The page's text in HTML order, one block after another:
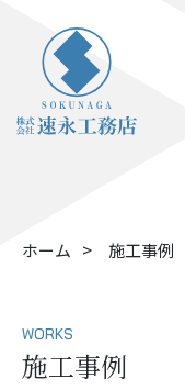
ホーム 施工事例
WORKS
施工事例